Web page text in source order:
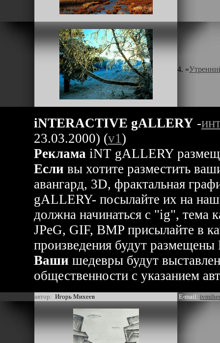
4. «
iNTERACTIVE gALLERY -
23.03.2000) (v1)
Реклама iNT gALLERY
Если вы хотите разместить
авангард, 3D, фрактальная
gALLERY- посылайте их на
должна начинаться с "ig", тема
JPeG, GIF, BMP присылайте в
произведения будут
Ваши шедевры будут
общественности с указанием
автор: Игорь Михеев E-mail: